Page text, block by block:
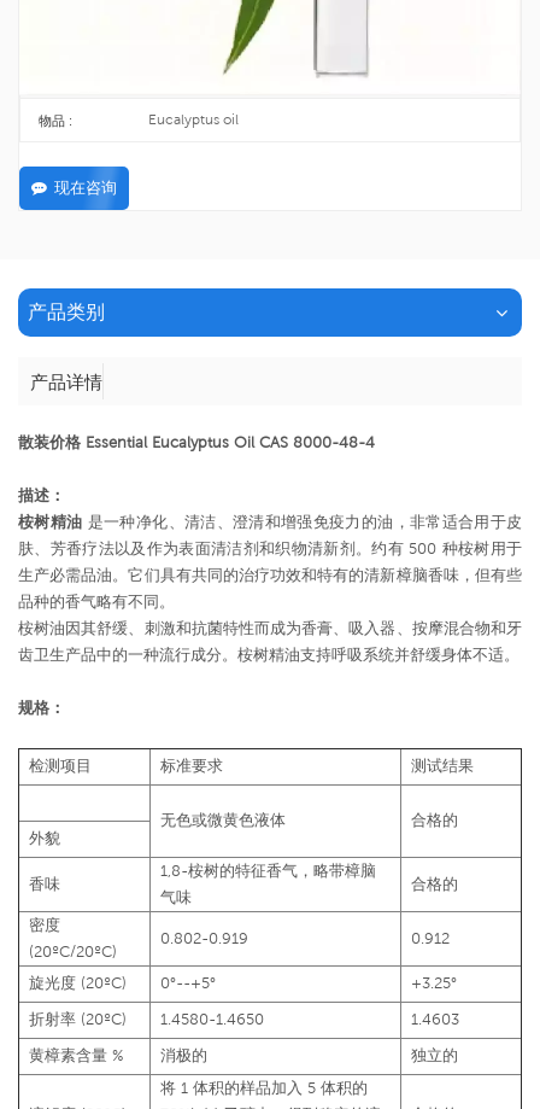
物品 : Eucalyptus oil
现在咨询
产品类别
产品详情
散装价格 Essential Eucalyptus Oil CAS 8000-48-4
描述：
桉树精油 是一种净化、清洁、澄清和增强免疫力的油，非常适合用于皮
肤、芳香疗法以及作为表面清洁剂和织物清新剂。约有 500 种桉树用于
生产必需品油。它们具有共同的治疗功效和特有的清新樟脑香味，但有些
品种的香气略有不同。
桉树油因其舒缓、刺激和抗菌特性而成为香膏、吸入器、按摩混合物和牙
齿卫生产品中的一种流行成分。桉树精油支持呼吸系统并舒缓身体不适。
规格：
检测项目 标准要求 测试结果
无色或微黄色液体
合格的
外貌
香味
1,8-桉树的特征香气，略带樟脑
气味
合格的
密度
(20ºC/20ºC)
0.802-0.919 0.912
旋光度 (20ºC) 0°--+5°
+3.25°
折射率 (20ºC)
1.4580-1.4650
1.4603
黄樟素含量 %
消极的 独立的
将 1 体积的样品加入 5 体积的